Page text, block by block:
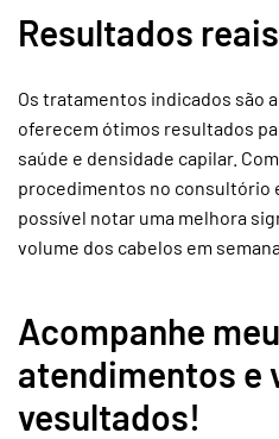
Resultados
Os tratamentos indicados são
oferecem ótimos resultados
saúde e densidade capilar.
procedimentos no consultório
possível notar uma melhora
volume dos cabelos em
Acompanhe
atendimentos e
vesultados!